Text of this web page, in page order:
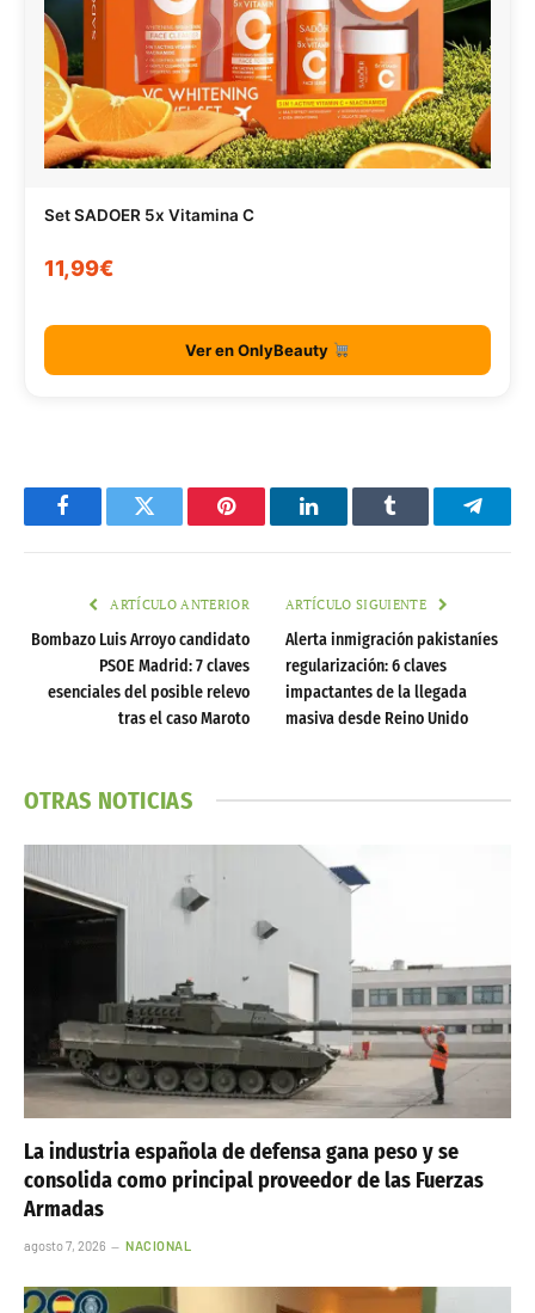
Set SADOER 5x Vitamina C
11,99€
Ver en OnlyBeauty
FacebookTwitter Pinterest LinkedInTumblr
ARTÍCULO ANTERIOR
Bombazo Luis Arroyo candidato
PSOE Madrid: 7 claves
esenciales del posible relevo
tras el caso Maroto
ARTÍCULO SIGUIENTE
Alerta inmigración pakistaníes
regularización: 6 claves
impactantes de la llegada
masiva desde Reino Unido
OTRAS NOTICIAS
La industria española de defensa gana peso y se
consolida como principal proveedor de las Fuerzas
Armadas
agosto 7, 2026 NACIONAL